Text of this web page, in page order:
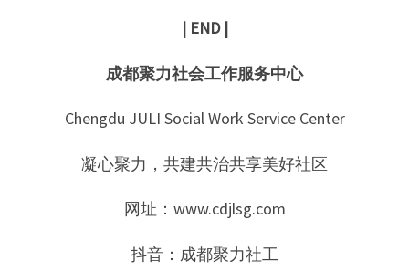
| END |
成都聚力社会工作服务中心
Chengdu JULI Social Work Service Center
凝心聚力，共建共治共享美好社区
网址：www.cdjlsg.com
抖音：成都聚力社工